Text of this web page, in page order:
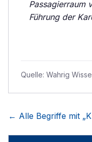
Passagierraum
Führung der
Quelle: Wahrig
← Alle Begriffe mit „K